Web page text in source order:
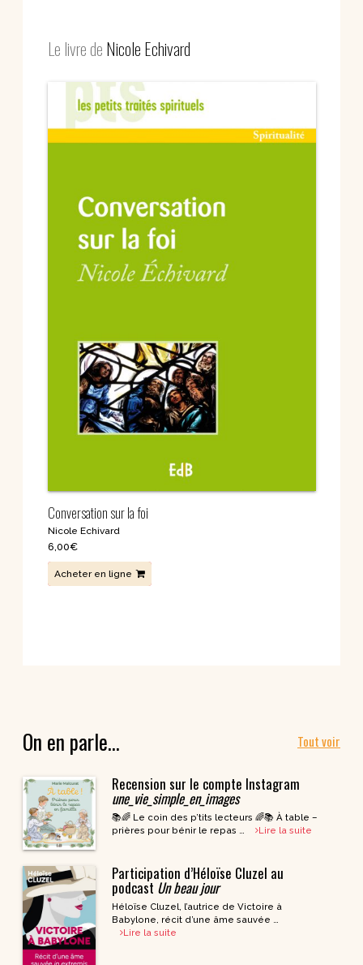
Le livre deNicole Echivard
Conversation sur la foi
Nicole Echivard
6,00€
Acheter en ligne
On en parle… Tout voir
Recension sur le compte Instagram
une_vie_simple_en_images
📚🌈 Le coin des p’tits lecteurs 🌈📚 À table –
prières pour bénir le repas …
Lire la suite
Participation d’Héloïse Cluzel au
podcast Un beau jour
Héloïse Cluzel, l’autrice de Victoire à
Babylone, récit d’une âme sauvée …
Lire la suite